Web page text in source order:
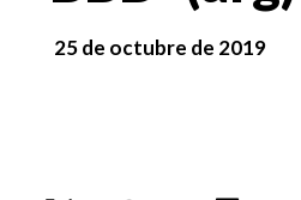
25 de octubre de 2019